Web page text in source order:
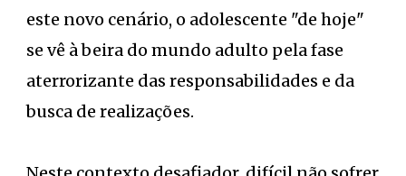
este novo cenário, o adolescente "de hoje"
se vê à beira do mundo adulto pela fase
aterrorizante das responsabilidades e da
busca de realizações.